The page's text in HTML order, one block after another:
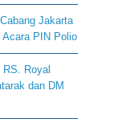
Jakarta
Acara PIN Polio
Royal
dan DM